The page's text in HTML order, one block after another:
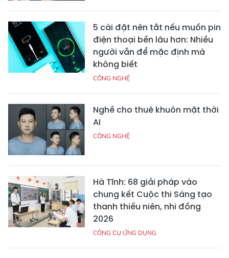
5 cài đặt nên tắt nếu muốn pin
điện thoại bền lâu hơn: Nhiều
người vẫn để mặc định mà
không biết
CÔNG NGHỆ
Nghề cho thuê khuôn mặt thời
AI
CÔNG NGHỆ
Hà Tĩnh: 68 giải pháp vào
chung kết Cuộc thi Sáng tạo
thanh thiếu niên, nhi đồng
2026
CÔNG CỤ ỨNG DỤNG